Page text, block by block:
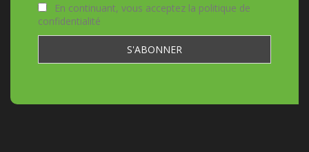
En continuant, vous acceptez la politique de
confidentialité